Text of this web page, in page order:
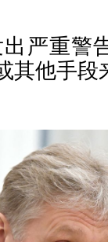
严重警
其他手段